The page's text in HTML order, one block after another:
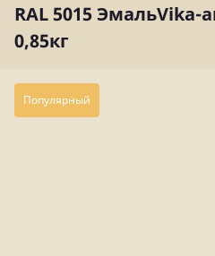
RAL 5015 ЭмальVika-
0,85кг
Популярный